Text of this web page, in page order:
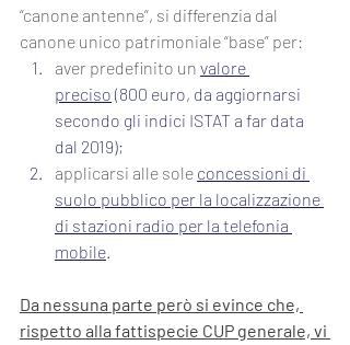
“canone antenne”, si differenzia dal
canone unico patrimoniale “base” per:
aver predefinito un valore
preciso (800 euro, da aggiornarsi
secondo gli indici ISTAT a far data
dal 2019);
applicarsi alle sole concessioni di
suolo pubblico per la localizzazione
di stazioni radio per la telefonia
mobile.
Da nessuna parte però si evince che,
rispetto alla fattispecie CUP generale, vi